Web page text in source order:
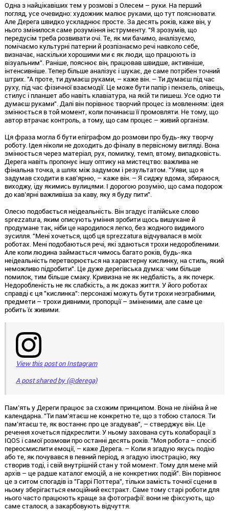
Одна з найцікавіших тем у розмові з Олесем – руки. На перший
погляд, усе очевидно: художник малює руками, що тут пояснювати.
Але Дерега швидко ускладнює просте. За десять років, каже він, у
нього змінилося саме розуміння інструменту. "Я зрозумів, що
передусім треба розвивати очі. Те, як ми бачимо, аналізуємо,
помічаємо культурні патерни й розпізнаємо речі навколо себе,
визначає, наскільки хорошими ми є як люди, що працюють із
візуальним". Раніше, пояснює він, працював швидше, активніше,
інтенсивніше. Тепер більше аналізує і шукає, де саме потрібен точний
штрих. "А проте, ти думаєш руками, – каже він. – Ти думаєш під час
руху, під час фізичної взаємодії. Це може бути папір і пензель, олівець,
стилус і планшет або навіть клавіатура, на якій ти пишеш. Усе одно ти
думаєш руками". Далі він порівнює творчий процес із мовленням: ідея
змінюється в той момент, коли починаєш її промовляти. Не тому, що
автор втрачає контроль, а тому, що сам процес – живий організм.
Ця фраза могла б бути епіграфом до розмови про будь-яку творчу
роботу. Ідея ніколи не доходить до фіналу в первісному вигляді. Вона
змінюється через матеріал, рух, помилку, темп, втому, випадковість.
Дерега навіть пропонує іншу оптику на мистецтво: важлива не
фінальна точка, а шлях між задумом і результатом. "Уяви, що я
задумав сходити в кав’ярню, – каже він. – Я сиджу вдома, збираюся,
виходжу, іду якимись вулицями. І дорогою розумію, що сама подорож
до кав’ярні важливіша за каву, яку я буду пити".
Олесю подобається неідеальність. Він згадує італійське слово
sprezzatura, яким описують уміння зробити щось вишукане й
продумане так, ніби це народилося легко, без жодного видимого
зусилля. "Мені хочеться, щоб ця sprezzatura відчувалася в моїх
роботах. Мені подобаються речі, які здаються трохи недоробленими.
Але коли людина займається чимось багато років, будь-яка
неідеальність перетворюється на характерну кислинку, на стиль, який
неможливо підробити". Це дуже дерегівська думка: чим більше
помилок, тим більше смаку. Кривизна не як недбалість, а як почерк.
Недоробленість не як слабкість, а як доказ життя. У його роботах
справді є ця "кислинка": персонажі можуть бути трохи незграбними,
предмети – трохи дивними, пропорції – зміненими, але саме це
робить їх живими.
View this post on Instagram
A post shared by (@derega)
Пам’ять у Дереги працює за схожим принципом. Вона не лінійна й не
календарна. "Ти пам’ятаєш не конкретно те, що з тобою сталося. Ти
пам’ятаєш те, як востаннє про це згадував", – стверджує він. Це
речення хочеться підкреслити. У ньому захована суть колаборації з
IQOS і самої розмови про останні десять років. "Моя робота – спосіб
переосмислити емоції, – каже Дерега. – Коли я згадую якусь подію
або те, як почувався в певний період, я згадую ілюстрацію, яку
створив тоді, і свій внутрішній стан у той момент. Тому для мене мій
архів – це радше каталог емоцій, а не конкретних подій". Він порівнює
це з ситом спогадів із "Гаррі Поттера", тільки замість точної сцени в
ньому зберігається емоційний екстракт. Саме тому старі роботи для
нього часто працюють краще за фотографії: вони не фіксують, що
саме сталося, а закарбовують відчуття.